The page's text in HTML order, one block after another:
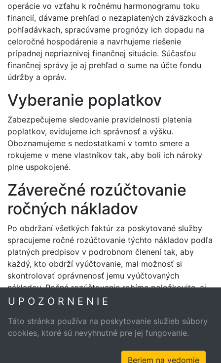
operácie vo vzťahu k ročnému harmonogramu toku
financií, dávame prehľad o nezaplatených záväzkoch a
pohľadávkach, spracúvame prognózy ich dopadu na
celoročné hospodárenie a navrhujeme riešenie
prípadnej nepriaznivej finančnej situácie. Súčasťou
finančnej správy je aj prehľad o sume na účte fondu
údržby a opráv.
Vyberanie poplatkov
Zabezpečujeme sledovanie pravidelnosti platenia
poplatkov, evidujeme ich správnosť a výšku.
Oboznamujeme s nedostatkami v tomto smere a
rokujeme v mene vlastníkov tak, aby boli ich nároky
plne uspokojené.
Záverečné rozúčtovanie
ročných nákladov
Po obdržaní všetkých faktúr za poskytované služby
spracujeme ročné rozúčtovanie týchto nákladov podľa
platných predpisov v podrobnom členení tak, aby
každý, kto obdrží vyúčtovanie, mal možnosť si
skontrolovať oprávnenosť jemu vyúčtovaných
nákladov. Ročné rozúčtovanie robíme položkovite, aj
vo forme rekapitulácií. Na základe výsledkov ročného
pravidelných platieb za poskytované služby.
© Bytex Slovensko s.r.o. 2oo3 ÷ 2o19
U P O Z O R N E N I E
Táto stránka používa na poskytovanie služieb súbory
cookies, ktoré sú nevyhnutné pre jej fungovanie.
Beriem na vedomie